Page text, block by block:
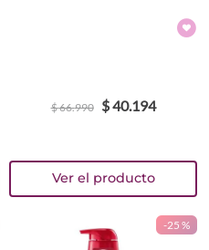
$66.990 $40.194
-25 %